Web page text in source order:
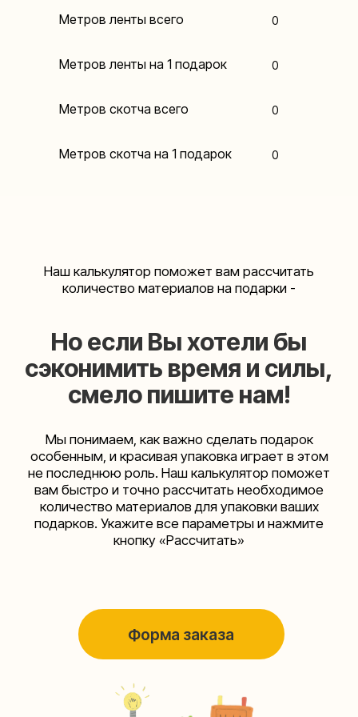
Метров ленты всего
Метров ленты на 1 подарок
Метров скотча всего
Метров скотча на 1 подарок
0
0
0
0
Контакты
Мастерские упаковки подарков работают без
выходных, с 10 до 20 часов. Пишите, звоните,
Наш канал в Telegram
Наша страничка Вконтакте
+7 (495) 005-03-13